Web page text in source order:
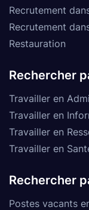
Recrutement
Recrutement
Restauration
Rechercher
Travailler en
Travailler en
Travailler en
Travailler en
Rechercher
Postes vacants